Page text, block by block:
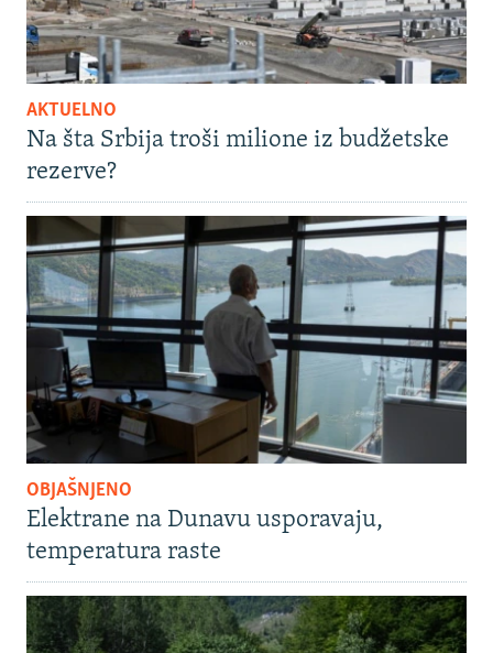
AKTUELNO
Na šta Srbija troši milione iz budžetske
rezerve?
OBJAŠNJENO
Elektrane na Dunavu usporavaju,
temperatura raste